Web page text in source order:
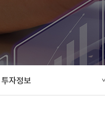
투자정보